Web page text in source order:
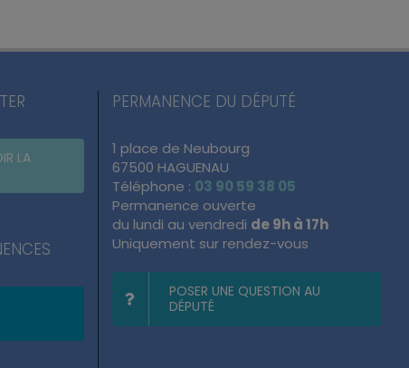
LA
PERMANENCE DU DÉPUTÉ
1 place de Neubourg
67500 HAGUENAU
Téléphone : 03 90 59 38 05
Permanence ouverte
du lundi au vendredi de 9h à 17h
Uniquement sur rendez-vous
POSER UNE QUESTION AU
DÉPUTÉ